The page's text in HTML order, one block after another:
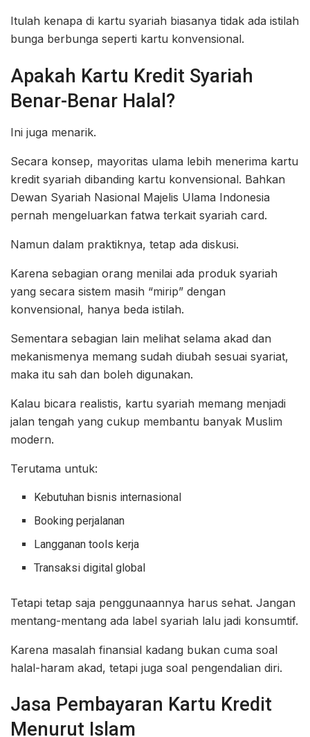
Itulah kenapa di kartu syariah biasanya tidak ada istilah
bunga berbunga seperti kartu konvensional.
Apakah Kartu Kredit Syariah
Benar-Benar Halal?
Ini juga menarik.
Secara konsep, mayoritas ulama lebih menerima kartu
kredit syariah dibanding kartu konvensional. Bahkan
Dewan Syariah Nasional Majelis Ulama Indonesia
pernah mengeluarkan fatwa terkait syariah card.
Namun dalam praktiknya, tetap ada diskusi.
Karena sebagian orang menilai ada produk syariah
yang secara sistem masih “mirip” dengan
konvensional, hanya beda istilah.
Sementara sebagian lain melihat selama akad dan
mekanismenya memang sudah diubah sesuai syariat,
maka itu sah dan boleh digunakan.
Kalau bicara realistis, kartu syariah memang menjadi
jalan tengah yang cukup membantu banyak Muslim
modern.
Terutama untuk:
Kebutuhan bisnis internasional
Booking perjalanan
Langganan tools kerja
Transaksi digital global
Tetapi tetap saja penggunaannya harus sehat. Jangan
mentang-mentang ada label syariah lalu jadi konsumtif.
Karena masalah finansial kadang bukan cuma soal
halal-haram akad, tetapi juga soal pengendalian diri.
Jasa Pembayaran Kartu Kredit
Menurut Islam